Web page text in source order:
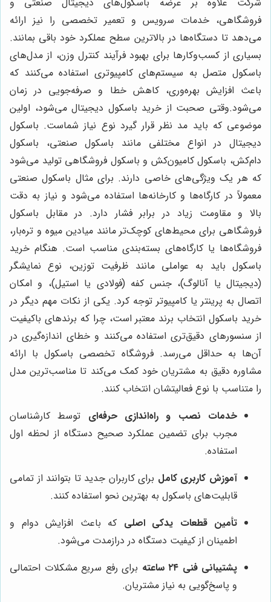
فروشگاهی، خدمات سرویس و تعمیر تخصصی را نیز ارائه
می‌دهد تا دستگاه‌ها در بالاترین سطح عملکرد خود باقی بمانند.
بسیاری از کسب‌وکارها برای بهبود فرآیند کنترل وزن، از مدل‌های
باسکول متصل به سیستم‌های کامپیوتری استفاده می‌کنند که
باعث افزایش بهره‌وری، کاهش خطا و صرفه‌جویی در زمان
می‌شود.وقتی صحبت از خرید باسکول دیجیتال می‌شود، اولین
موضوعی که باید مد نظر قرار گیرد نوع نیاز شماست. باسکول
دیجیتال در انواع مختلفی مانند باسکول صنعتی، باسکول
دام‌کش، باسکول کامیون‌کش و باسکول فروشگاهی تولید می‌شود
که هر یک ویژگی‌های خاصی دارند. برای مثال باسکول صنعتی
معمولاً در کارگاه‌ها و کارخانه‌ها استفاده می‌شود و نیاز به دقت
بالا و مقاومت زیاد در برابر فشار دارد. در مقابل باسکول
فروشگاهی برای محیط‌های کوچک‌تر مانند میادین میوه و تره‌بار،
فروشگاه‌ها یا کارگاه‌های بسته‌بندی مناسب است. هنگام خرید
باسکول باید به عواملی مانند ظرفیت توزین، نوع نمایشگر
(دیجیتال یا آنالوگ)، جنس کفه (فولادی یا استیل)، و امکان
اتصال به پرینتر یا کامپیوتر توجه کرد. یکی از نکات مهم دیگر در
خرید باسکول انتخاب برند معتبر است، چرا که برندهای باکیفیت
از سنسورهای دقیق‌تری استفاده می‌کنند و خطای اندازه‌گیری در
آن‌ها به حداقل می‌رسد. فروشگاه تخصصی باسکول با ارائه
مشاوره دقیق به مشتریان خود کمک می‌کند تا مناسب‌ترین مدل
را متناسب با نوع فعالیتشان انتخاب کنند.
خدمات نصب و راه‌اندازی حرفه‌ای توسط کارشناسان
مجرب برای تضمین عملکرد صحیح دستگاه از لحظه اول
استفاده.
آموزش کاربری کامل برای کاربران جدید تا بتوانند از تمامی
قابلیت‌های باسکول به بهترین نحو استفاده کنند.
تأمین قطعات یدکی اصلی که باعث افزایش دوام و
اطمینان از کیفیت دستگاه در درازمدت می‌شود.
پشتیبانی فنی ۲۴ ساعته
برای رفع سریع مشکلات احتمالی
و پاسخ‌گویی به نیاز مشتریان.